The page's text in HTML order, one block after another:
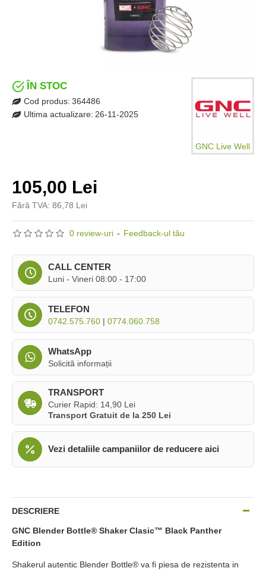
0 review-uri - Feedback-ul tău
105,00 Lei
Fără TVA: 86,78 Lei
ÎN STOC
Cod produs: 364486
Ultima actualizare: 26-11-2025
GNC Live Well
CALL CENTER
Luni - Vineri 08:00 - 17:00
TELEFON
0742.575.760 | 0774.060.758
WhatsApp
Solicită informații
TRANSPORT
Curier Rapid: 14,90 Lei
Transport Gratuit de la 250 Lei
Vezi detaliile campaniilor de reducere aici
DESCRIERE
GNC Blender Bottle® Shaker Clasic™ Black Panther
Edition
Shakerul autentic Blender Bottle® va fi piesa de rezistenta in